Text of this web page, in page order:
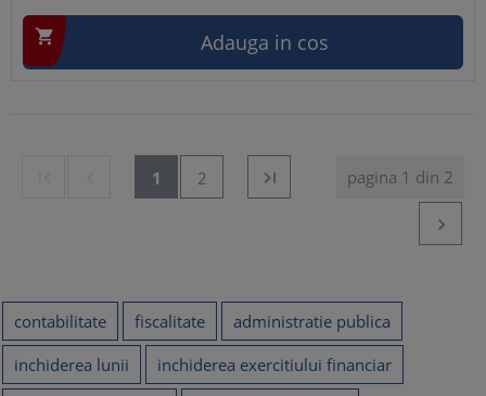
 Adauga in cos
1 2 pagina 1 din 2


contabilitate fiscalitate
administratie publica
inchiderea lunii
inchiderea exercitiului financiar